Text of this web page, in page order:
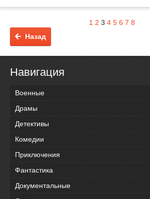
1 2 3 4 5 6 7 8
Назад
Навигация
Военные
Драмы
Детективы
Комедии
Приключения
Фантастика
Документальные